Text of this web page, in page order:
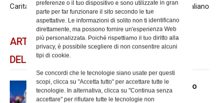
preferenze o il tuo dispositivo e sono utilizzate in gran
parte per far funzionare il sito secondo le tue
aspettative. Le informazioni di solito non ti identificano
direttamente, ma possono fornire un'esperienza Web
più personalizzata. Poiché rispettiamo il tuo diritto alla
privacy, è possibile scegliere di non consentire alcuni
tipi di cookie.
Se concordi che le tecnologie siano usate per questi
scopi, clicca su "Accetta tutto" per accettare tutte le
tecnologie. In alternativa, clicca su "Continua senza
accettare" per rifiutare tutte le tecnologie non
Caritas
e il patrimonio storico italiano
ARTICOLI CORRELATI
DELLO STESSO AUTORE
Dal 28 al 31 agosto il pellegrinaggio
diocesano a Lourdes